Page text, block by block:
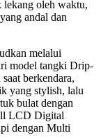
lekang oleh waktu,
andal dan
melalui
model tangki Drip-
berkendara,
yang stylish, lalu
bulat dengan
LCD Digital
dengan Multi